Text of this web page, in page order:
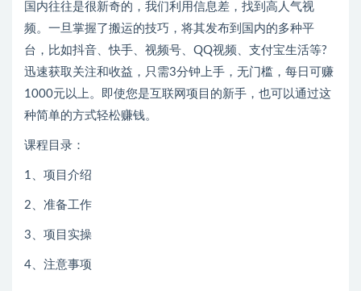
国内往往是很新奇的，我们利用信息差，找到高人气视
频。一旦掌握了搬运的技巧，将其发布到国内的多种平
台，比如抖音、快手、视频号、QQ视频、支付宝生活等?
迅速获取关注和收益，只需3分钟上手，无门槛，每日可赚
1000元以上。即使您是互联网项目的新手，也可以通过这
种简单的方式轻松赚钱。
课程目录：
1、项目介绍
2、准备工作
3、项目实操
4、注意事项